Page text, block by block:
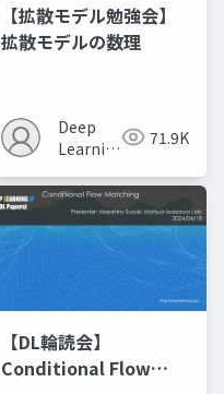
【拡散モデル勉強会】
拡散モデルの数理
Deep
Learning
71.9K
【DL輪読会】
Conditional Flow